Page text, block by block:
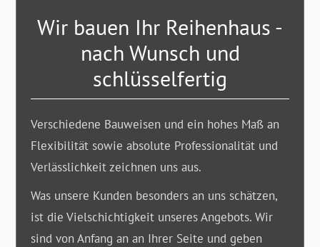
Wir bauen Ihr Reihenhaus -
nach Wunsch und
schlüsselfertig
Verschiedene Bauweisen und ein hohes Maß an
Flexibilität sowie absolute Professionalität und
Verlässlichkeit zeichnen uns aus.
Was unsere Kunden besonders an uns schätzen,
ist die Vielschichtigkeit unseres Angebots. Wir
sind von Anfang an an Ihrer Seite und geben